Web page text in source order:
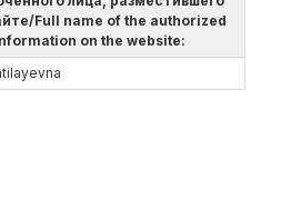
Full name of the authorized
on the website: